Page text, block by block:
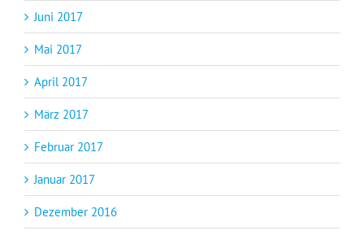
Juni 2017
Mai 2017
April 2017
März 2017
Februar 2017
Januar 2017
Dezember 2016